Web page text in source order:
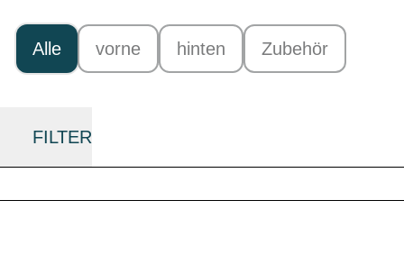
Alle vorne hinten Zubehör
FILTER